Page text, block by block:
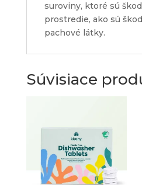
suroviny, ktoré sú
prostredie, ako sú
pachové látky.
Súvisiace